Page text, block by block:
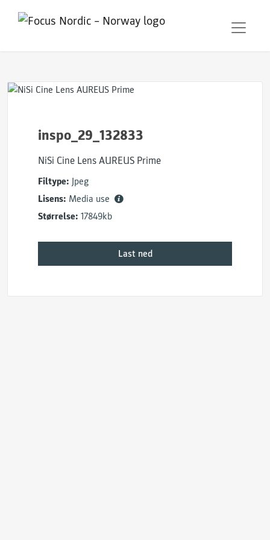
inspo_29_132833
NiSi Cine Lens AUREUS Prime
Filtype: Jpeg
Lisens: Media use
Størrelse: 17849kb
Last ned